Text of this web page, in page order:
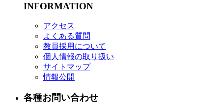
INFORMATION
アクセス
よくある質問
教員採用について
個人情報の取り扱い
サイトマップ
情報公開
各種お問い合わせ